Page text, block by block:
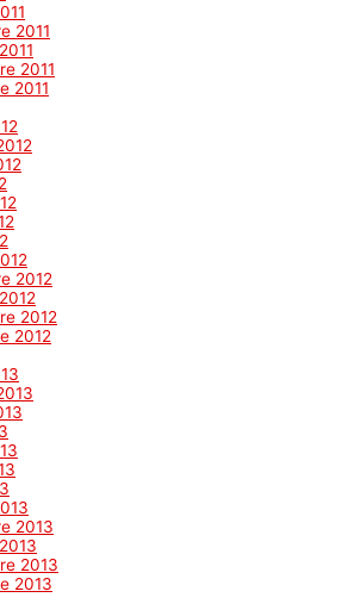
2011
2011
2011
2012
2012
2012
2013
2013
2013